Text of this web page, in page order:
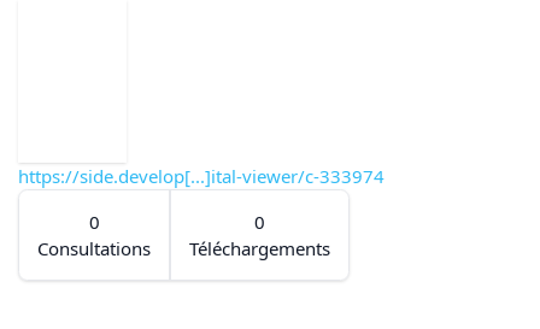
https://side.develop[...]ital-viewer/c-333974
0
Consultations
0
Téléchargements